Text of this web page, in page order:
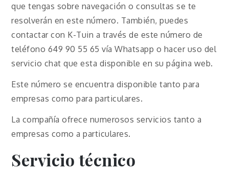
que tengas sobre navegación o consultas se te
resolverán en este número. También, puedes
contactar con K-Tuin a través de este número de
teléfono 649 90 55 65 vía Whatsapp o hacer uso del
servicio chat que esta disponible en su página web.
Este número se encuentra disponible tanto para
empresas como para particulares.
La compañía ofrece numerosos servicios tanto a
empresas como a particulares.
Servicio técnico